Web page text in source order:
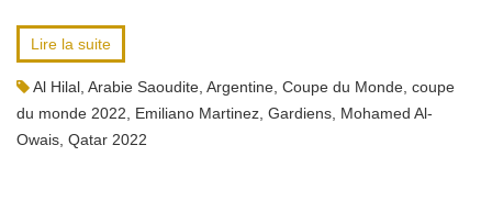
Lire la suite
Al Hilal Arabie Saoudite Argentine Coupe du Monde coupe
du monde 2022
Emiliano Martinez Gardiens Mohamed Al-
Owais Qatar 2022